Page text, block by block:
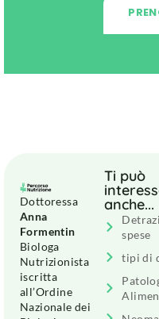
Dottoressa
Anna
Formentin
Biologa
Nutrizionista
iscritta
all’Ordine
Nazionale dei
Ti può
anche...
spese
tipi di